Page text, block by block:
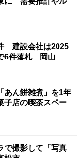
建設会社は2025
6件落札 岡山
あん餅雑煮」を1年
店の喫茶スペー
で撮影して「写真